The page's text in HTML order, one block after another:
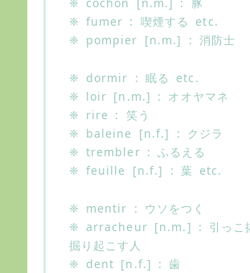
❈ cochon [n.m.] : 豚
❈ fumer : 喫煙する etc.
❈ pompier [n.m.] : 消防士
❈ dormir : 眠る etc.
❈ loir [n.m.] : オオヤマネ
❈ rire : 笑う
❈ baleine [n.f.] : クジラ
❈ trembler : ふるえる
❈ feuille [n.f.] : 葉 etc.
❈ mentir : ウソをつく
❈ arracheur [n.m.] : 引っこ
掘り起こす人
❈ dent [n.f.] : 歯